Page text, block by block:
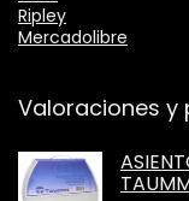
Ripley
Mercadolibre
Valoraciones y